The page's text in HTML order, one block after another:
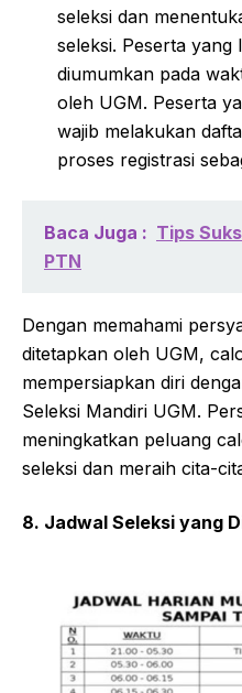
seleksi dan
seleksi. Peserta yang
diumumkan pada
oleh UGM. Peserta
wajib melakukan
proses registrasi
Baca Juga : Tips
PTN
Dengan memahami
ditetapkan oleh UGM,
mempersiapkan diri
Seleksi Mandiri UGM.
meningkatkan peluang
seleksi dan meraih cita-
8. Jadwal Seleksi yang